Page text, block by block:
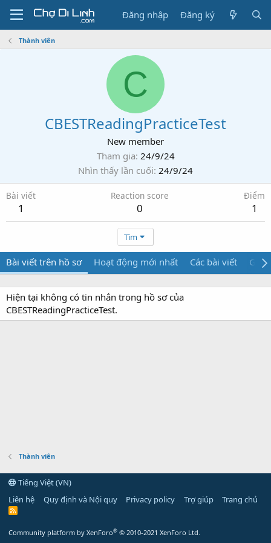
Đăng nhập Đăng ký
Thành viên
C
CBESTReadingPracticeTest
New member
Tham gia 24/9/24
Nhìn thấy lần cuối 24/9/24
Bài viết
1
Reaction score
0
Điểm
1
Tìm
Bài viết trên hồ sơ Hoạt động mới nhất Các bài viết Giới
Hiện tại không có tin nhắn trong hồ sơ của
CBESTReadingPracticeTest.
Thành viên
Tiếng Việt (VN)
Liên hệ
Quy định và Nội quy Privacy policy Trợ giúp Trang chủ
R
Community platform by XenForo® © 2010-2021 XenForo Ltd.